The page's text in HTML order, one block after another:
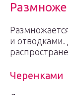
и
Черенками